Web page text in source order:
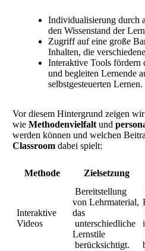
Individualisierung durch
den Wissenstand der
Zugriff auf eine große
Inhalten, die
Interaktive Tools fördern
und begleiten Lernende
selbstgesteuerten Lernen.
Vor diesem Hintergrund zeigen
wie Methodenvielfaltund
werden können und welchen
Classroom dabei spielt:
Methode Zielsetzung
Interaktive
Videos
Bereitstellung
von Lehrmaterial,
das
unterschiedliche
Lernstile
berücksichtigt.